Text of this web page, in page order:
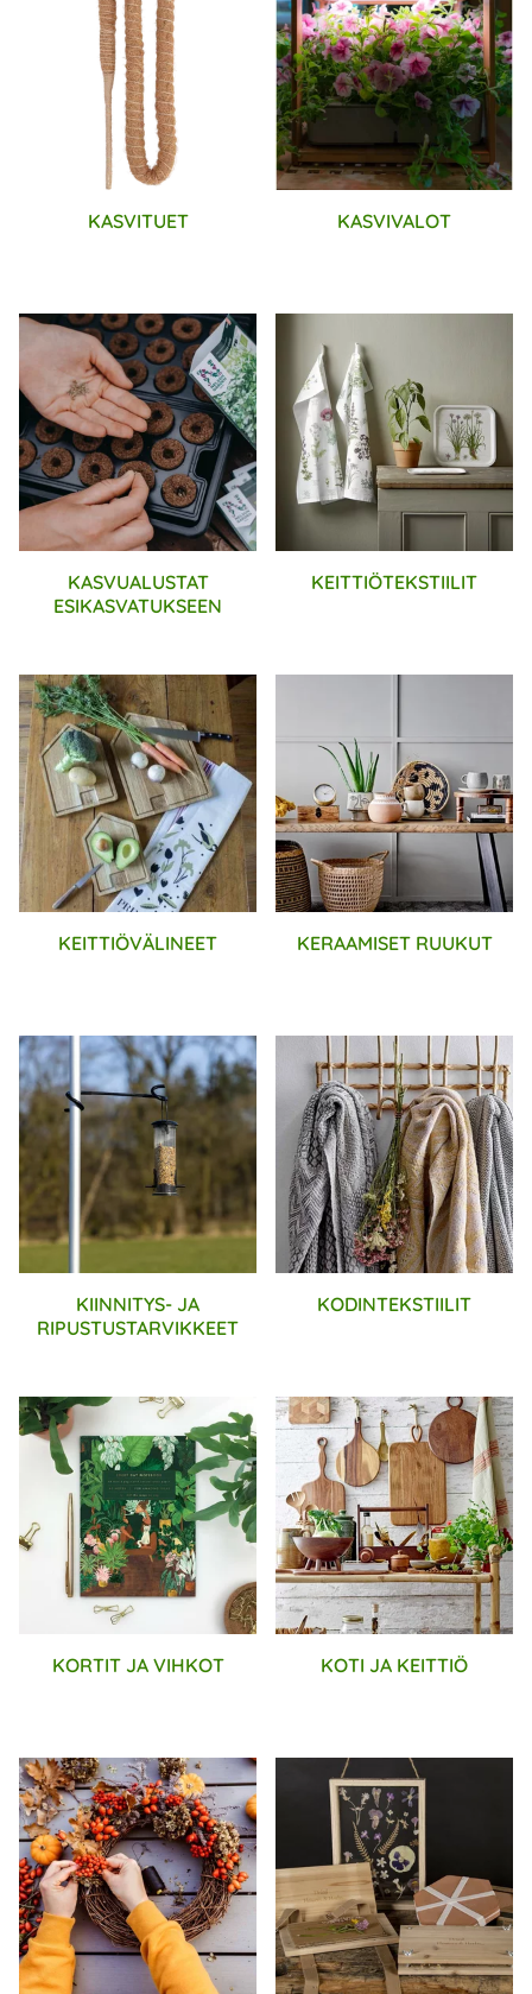
KASVITUET KASVIVALOT
KASVUALUSTAT
ESIKASVATUKSEEN
KEITTIÖTEKSTIILIT
KEITTIÖVÄLINEET KERAAMISET RUUKUT
KIINNITYS- JA
RIPUSTUSTARVIKKEET
KODINTEKSTIILIT
KORTIT JA VIHKOT KOTI JA KEITTIÖ